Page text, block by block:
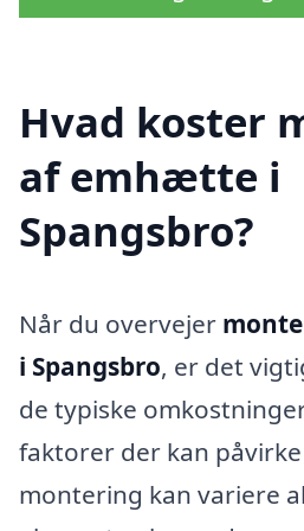
Hvad koster
af emhætte i
Spangsbro?
Når du overvejer
i Spangsbro, er det
de typiske
faktorer der kan
montering kan variere